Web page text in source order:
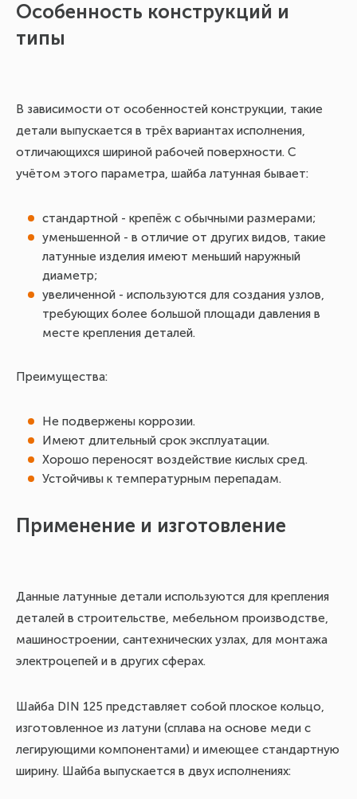
Особенность конструкций и
типы
В зависимости от особенностей конструкции, такие
детали выпускается в трёх вариантах исполнения,
отличающихся шириной рабочей поверхности. С
учётом этого параметра, шайба латунная бывает:
стандартной - крепёж с обычными размерами;
уменьшенной - в отличие от других видов, такие
латунные изделия имеют меньший наружный
диаметр;
увеличенной - используются для создания узлов,
требующих более большой площади давления в
месте крепления деталей.
Преимущества:
Не подвержены коррозии.
Имеют длительный срок эксплуатации.
Хорошо переносят воздействие кислых сред.
Устойчивы к температурным перепадам.
Применение и изготовление
Данные латунные детали используются для крепления
деталей в строительстве, мебельном производстве,
машиностроении, сантехнических узлах, для монтажа
электроцепей и в других сферах.
Шайба DIN 125 представляет собой плоское кольцо,
изготовленное из латуни (сплава на основе меди с
легирующими компонентами) и имеющее стандартную
ширину. Шайба выпускается в двух исполнениях: